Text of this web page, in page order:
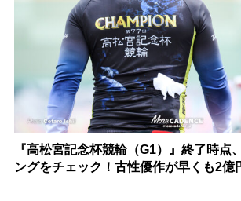
『高松宮記念杯競輪（G1）』終了時点
ングをチェック！古性優作が早くも2億